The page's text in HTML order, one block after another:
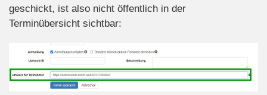
geschickt, ist also nicht öffentlich in der
Terminübersicht sichtbar: